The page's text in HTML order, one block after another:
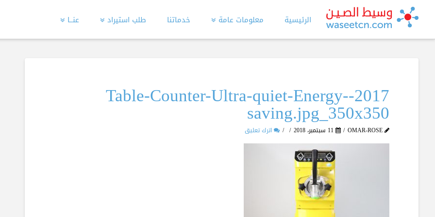
الرئيسية معلومات عامة خدماتنا طلب استيراد عنــا
2017-Table-Counter-Ultra-quiet-Energy-
saving.jpg_350x350
OMAR-ROSE 11 سبتمبر، 2018 اترك تعليق